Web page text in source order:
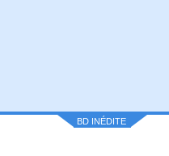
BD INÉDITE